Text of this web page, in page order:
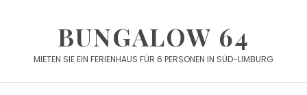
BUNGALOW 64
MIETEN SIE EIN FERIENHAUS FÜR 6 PERSONEN IN SÜD-LIMBURG